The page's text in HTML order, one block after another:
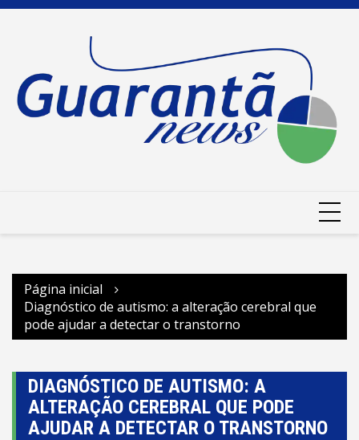
Ir
Página inicial
Diagnóstico de autismo: a alteração cerebral que
pode ajudar a detectar o transtorno
DIAGNÓSTICO DE AUTISMO: A
ALTERAÇÃO CEREBRAL QUE PODE
AJUDAR A DETECTAR O TRANSTORNO